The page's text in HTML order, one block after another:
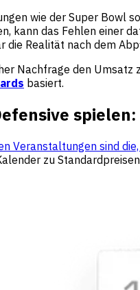
wie der Super Bowl
kann das Fehlen einer
die Realität nach dem
Nachfrage den
basiert.
Veranstaltungen sind
zu